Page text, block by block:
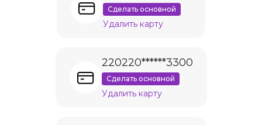
Сделать основной
Удалить карту
220220******3300
Сделать основной
Удалить карту